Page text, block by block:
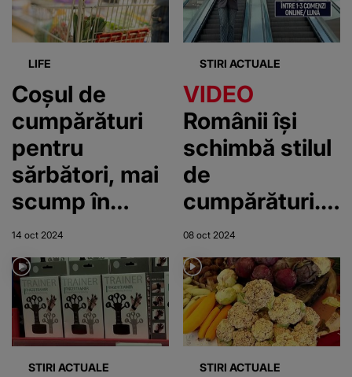
LIFE
Coșul de
cumpărături
pentru
sărbători, mai
scump în
2024! Plătim
mai mult
pentru carne,
legume și
fructe
14 oct 2024
STIRI ACTUALE
VIDEO
Românii își
schimbă stilul
de
cumpărături.
Shopping-ul
online,
preferat din
ce în ce mai
mult de
cumpărători
08 oct 2024
STIRI ACTUALE STIRI ACTUALE